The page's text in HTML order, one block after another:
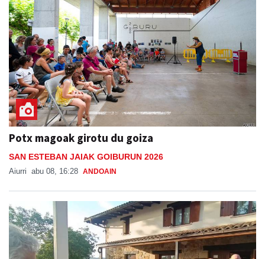
Potx magoak girotu du goiza
SAN ESTEBAN JAIAK GOIBURUN 2026
Aiurri abu 08, 16:28 ANDOAIN